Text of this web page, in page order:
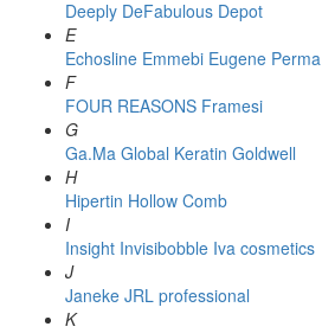
Deeply DeFabulous Depot
E
Echosline Emmebi Eugene Perma
F
FOUR REASONS Framesi
G
Ga.Ma Global Keratin Goldwell
H
Hipertin Hollow Comb
I
Insight Invisibobble Iva cosmetics
J
Janeke JRL professional
K